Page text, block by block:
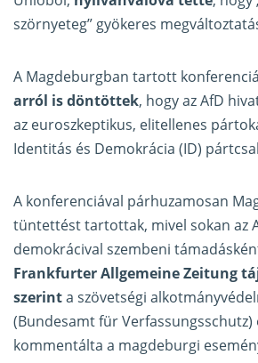
szörnyeteg” gyökeres
A Magdeburgban tartott
arról is döntöttek, hogy az AfD
az euroszkeptikus, elitellenes
Identitás és Demokrácia (ID)
A konferenciával párhuzamosan
tüntettést tartottak, mivel sokan az
demokrácival szembeni
Frankfurter Allgemeine Zeitung
szerinta szövetségi
(Bundesamt für Verfassungsschutz)
kommentálta a magdeburgi